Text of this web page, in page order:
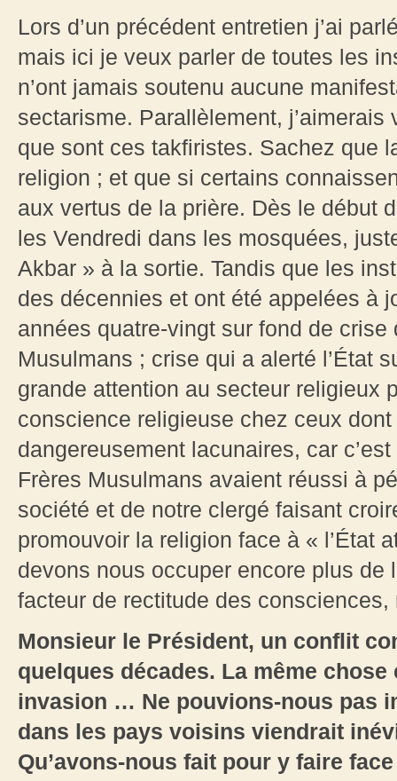
Lors d’un précédent entretien j’ai
mais ici je veux parler de toutes les
n’ont jamais soutenu aucune
sectarisme. Parallèlement,
que sont ces takfiristes. Sachez que
religion ; et que si certains
aux vertus de la prière. Dès le début
les Vendredi dans les mosquées,
Akbar » à la sortie. Tandis que les
des décennies et ont été appelées à
années quatre-vingt sur fond de
Musulmans ; crise qui a alerté l’État
grande attention au secteur religieux
conscience religieuse chez ceux
dangereusement lacunaires, car
Frères Musulmans avaient réussi à
société et de notre clergé faisant
promouvoir la religion face à « l’État
devons nous occuper encore plus de
facteur de rectitude des consciences,
Monsieur le Président, un conflit
quelques décades. La même
invasion … Ne pouvions-nous pas
dans les pays voisins viendrait
Qu’avons-nous fait pour y faire